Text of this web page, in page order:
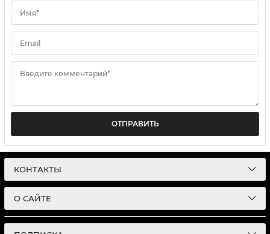
Имя*
Email
Введите комментарий*
ОТПРАВИТЬ
КОНТАКТЫ
О САЙТЕ